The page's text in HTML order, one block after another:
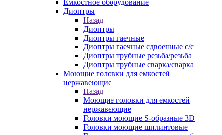
Емкостное оборудование
Диоптры
Назад
Диоптры
Диоптры гаечные
Диоптры гаечные сдвоенные c/c
Диоптры трубные резьба/резьба
Диоптры трубные сварка/сварка
Моющие головки для емкостей
нержавеющие
Назад
Моющие головки для емкостей
нержавеющие
Головки моющие S-образные 3D
Головки моющие шплинтовые